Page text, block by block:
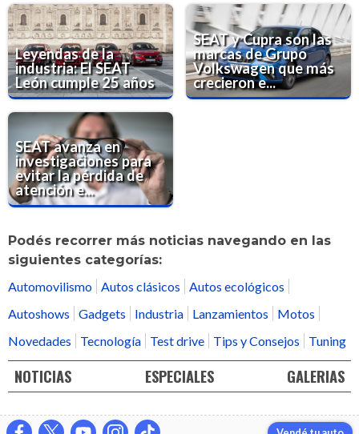
Leyendas de la
industria: El SEAT
León cumple 25 años
SEAT y Cupra son las
marcas de Grupo
Volkswagen que más
crecieron e...
SEAT avanza en
investigaciones para
evitar la pérdida de
atención e...
Podés recorrer más noticias navegando en las
siguientes categorías:
Automovilismo
Autos clásicos
Autos ecológicos
Autoshows
Gadgets Industria Lanzamientos
Motos
Novedades
Tecnología Test drive Tips y Consejos Tuning
NOTICIAS ESPECIALES GALERIAS